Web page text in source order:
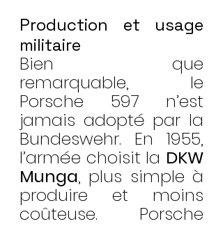
Production et usage
militaire
Bien que
remarquable, le
Porsche 597 n’est
jamais adopté par la
Bundeswehr. En 1955,
l’armée choisit la DKW
Munga, plus simple à
produire et moins
coûteuse. Porsche